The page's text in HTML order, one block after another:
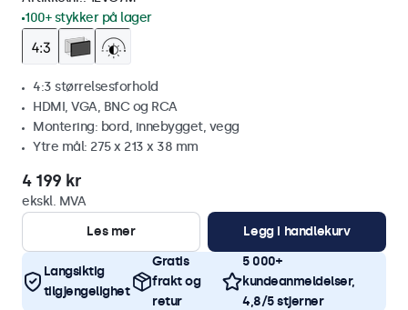
100+ stykker på lager
4:3 størrelsesforhold
HDMI, VGA, BNC og RCA
Montering: bord, innebygget, vegg
Ytre mål: 275 x 213 x 38 mm
4 199 kr
ekskl. MVA
Les mer
Legg i handlekurv
Langsiktig
tilgjengelighet
Gratis
frakt og
retur
5 000+
kundeanmeldelser,
4,8/5 stjerner